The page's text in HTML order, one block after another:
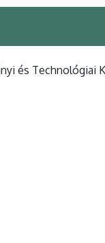
és Technológiai